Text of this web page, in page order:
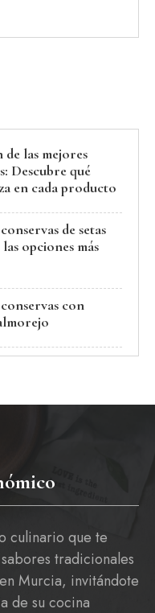
las mejores
Descubre qué
en cada producto
de setas
opciones más
con
culinario que te
tradicionales
Murcia, invitándote
de su cocina